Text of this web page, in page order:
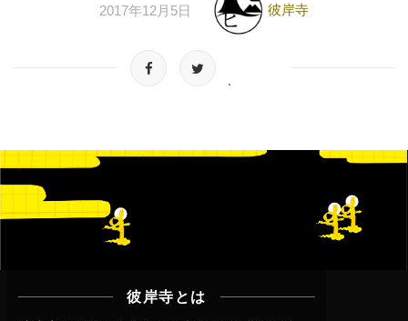
2017年12月5日 彼岸寺
彼岸寺とは